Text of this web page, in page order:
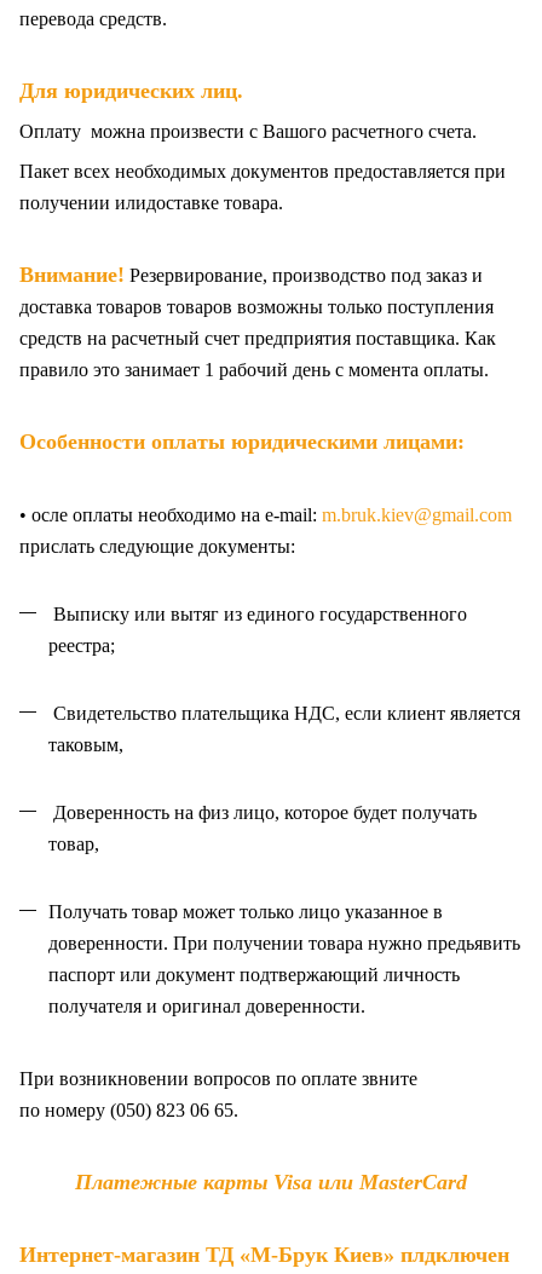
перевода средств.
Для юридических лиц.
Оплату можна произвести с Вашого расчетного счета.
Пакет всех необходимых документов предоставляется при
получении илидоставке товара.
Внимание! Резервирование, производство под заказ и
доставка товаров товаров возможны только поступления
средств на расчетный счет предприятия поставщика. Как
правило это занимает 1 рабочий день с момента оплаты.
Особенности оплаты юридическими лицами:
• осле оплаты необходимо на e-mail: m.bruk.kiev@gmail.com
прислать следующие документы:
Выписку или вытяг из единого государственного
реестра;
Свидетельство плательщика НДС, если клиент является
таковым,
Доверенность на физ лицо, которое будет получать
товар,
Получать товар может только лицо указанное в
доверенности. При получении товара нужно предьявить
паспорт или документ подтвержающий личность
получателя и оригинал доверенности.
При возникновении вопросов по оплате звните
по номеру (050) 823 06 65.
Платежные карты Visa или MasterCard
Интернет-магазин ТД «М-Брук Киев» плдключен